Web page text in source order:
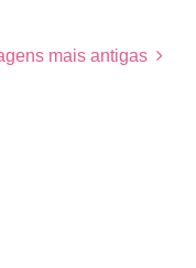
mais antigas